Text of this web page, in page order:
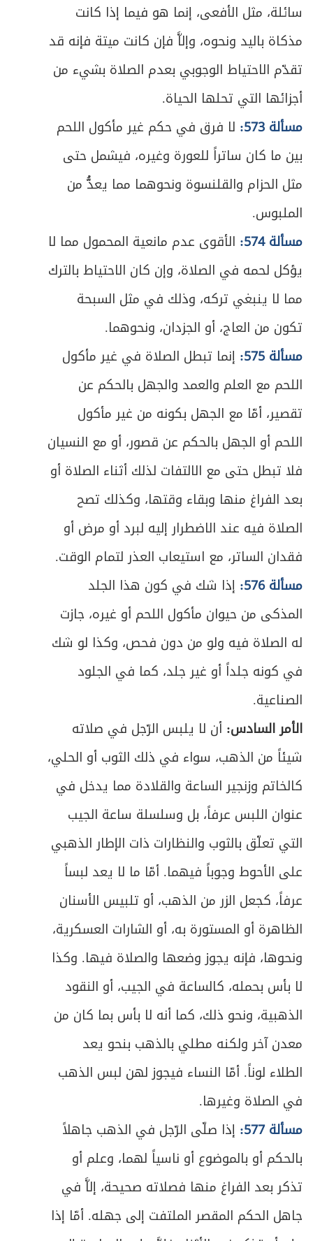
سائلة، مثل الأفعى، إنما هو فيما إذا كانت
مذكاة باليد ونحوه، وإلاَّ فإن كانت ميتة فإنه قد
تقدّم الاحتياط الوجوبي بعدم الصلاة بشيء من
أجزائها التي تحلها الحياة.
مسألة 573:
لا فرق في حكم غير مأكول اللحم
بين ما كان ساتراً للعورة وغيره، فيشمل حتى
مثل الحزام والقلنسوة ونحوهما مما يعدُّ من
الملبوس.
مسألة 574:
الأقوى عدم مانعية المحمول مما لا
يؤكل لحمه في الصلاة، وإن كان الاحتياط بالترك
مما لا ينبغي تركه، وذلك في مثل السبحة
تكون من العاج، أو الجزدان، ونحوهما.
مسألة 575:
إنما تبطل الصلاة في غير مأكول
اللحم مع العلم والعمد والجهل بالحكم عن
تقصير، أمّا مع الجهل بكونه من غير مأكول
اللحم أو الجهل بالحكم عن قصور، أو مع النسيان
فلا تبطل حتى مع الالتفات لذلك أثناء الصلاة أو
بعد الفراغ منها وبقاء وقتها، وكذلك تصح
الصلاة فيه عند الاضطرار إليه لبرد أو مرض أو
فقدان الساتر، مع استيعاب العذر لتمام الوقت.
مسألة 576:
إذا شك في كون هذا الجلد
المذكى من حيوان مأكول اللحم أو غيره، جازت
له الصلاة فيه ولو من دون فحص، وكذا لو شك
في كونه جلداً أو غير جلد، كما في الجلود
الصناعية.
الأمر السادس: أن لا يلبس الرّجل في صلاته
شيئاً من الذهب، سواء في ذلك الثوب أو الحلي،
كالخاتم وزنجير الساعة والقلادة مما يدخل في
عنوان اللبس عرفاً، بل وسلسلة ساعة الجيب
التي تعلّق بالثوب والنظارات ذات الإطار الذهبي
على الأحوط وجوباً فيهما. أمّا ما لا يعد لبساً
عرفاً، كجعل الزر من الذهب، أو تلبيس الأسنان
الظاهرة أو المستورة به، أو الشارات العسكرية،
ونحوها، فإنه يجوز وضعها والصلاة فيها. وكذا
لا بأس بحمله، كالساعة في الجيب، أو النقود
الذهبية، ونحو ذلك، كما أنه لا بأس بما كان من
معدن آخر ولكنه مطلي بالذهب بنحو يعد
الطلاء لوناً. أمّا النساء فيجوز لهن لبس الذهب
في الصلاة وغيرها.
مسألة 577:
إذا صلّى الرّجل في الذهب جاهلاً
بالحكم أو بالموضوع أو ناسياً لهما، وعلم أو
تذكر بعد الفراغ منها فصلاته صحيحة، إلاَّ في
جاهل الحكم المقصر الملتفت إلى جهله. أمّا إذا